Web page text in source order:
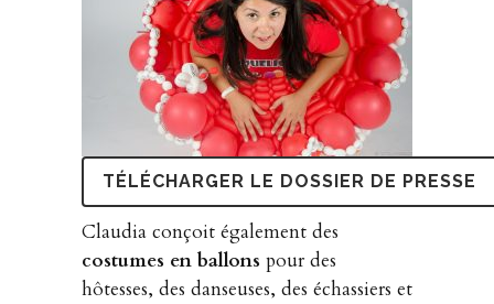
TÉLÉCHARGER LE DOSSIER DE PRESSE
Claudia conçoit également des
costumes en ballons pour des
hôtesses, des danseuses, des échassiers et